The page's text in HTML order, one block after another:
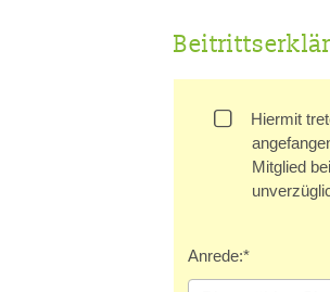
Hiermit
Mitglied
Anrede:*